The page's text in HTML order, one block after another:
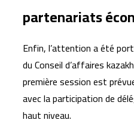
partenariats
Enfin, l’attention a été
du Conseil d’affaires
première session est
avec la participation de
haut niveau.